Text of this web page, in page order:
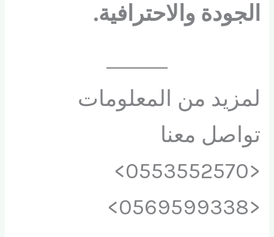
الجودة والاحترافية.
لمزيد من المعلومات
تواصل معنا
<0553552570>
<0569599338>